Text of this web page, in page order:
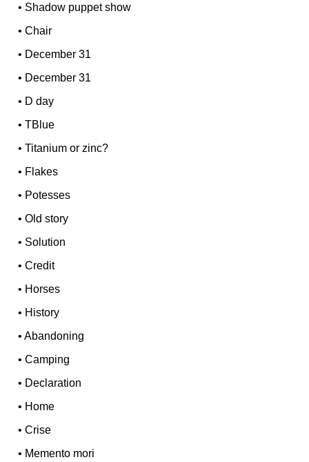
• Shadow puppet show
•Chair
• December 31
• December 31
• D day
•TBlue
•Titanium or zinc?
• Flakes
• Potesses
•Old story
• Solution
•Credit
• Horses
• History
•Abandoning
•Camping
• Declaration
• Home
•Crise
• Memento mori